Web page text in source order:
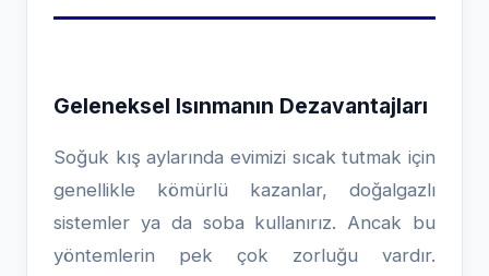
Geleneksel Isınmanın Dezavantajları
Soğuk kış aylarında evimizi sıcak tutmak için
genellikle kömürlü kazanlar, doğalgazlı
sistemler ya da soba kullanırız. Ancak bu
yöntemlerin pek çok zorluğu vardır.